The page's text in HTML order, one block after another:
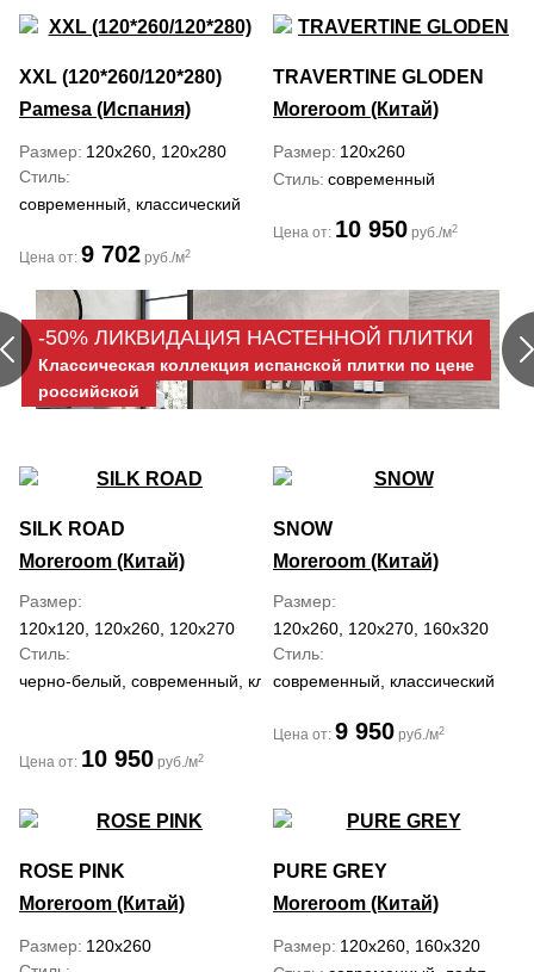
XXL (120*260/120*280)
Pamesa (Испания)
Размер 120x260, 120x280
Стиль
современный, классический
Цена от: 9 702 руб./м2
TRAVERTINE GLODEN
Moreroom (Китай)
Размер 120x260
Стиль современный
Цена от: 10 950 руб./м2
-50% ЛИКВИДАЦИЯ НАСТЕННОЙ ПЛИТКИ
Классическая коллекция испанской плитки по цене
российской
SILK ROAD
Moreroom (Китай)
Размер
120x120, 120x260, 120x270
Стиль
черно-белый, современный, классический
Цена от: 10 950 руб./м2
SNOW
Moreroom (Китай)
Размер
120x260, 120x270, 160x320
Стиль
современный, классический
Цена от: 9 950 руб./м2
ROSE PINK
Moreroom (Китай)
Размер 120x260
PURE GREY
Moreroom (Китай)
Размер 120x260, 160x320